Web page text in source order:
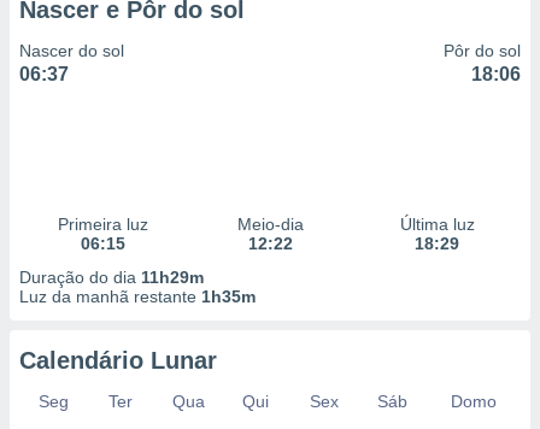
Nascer e Pôr do sol
Nascer do sol
06:37
Pôr do sol
18:06
Primeira luz
06:15
Meio-dia
12:22
Última luz
18:29
Duração do dia 11h29m
Luz da manhã restante 1h35m
Calendário Lunar
Seg Ter Qua Qui Sex Sáb
Domo